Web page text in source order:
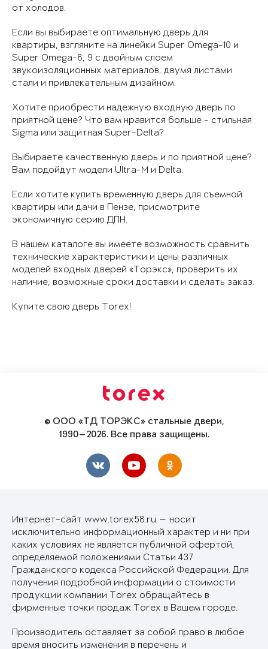
от холодов.
Если вы выбираете оптимальную дверь для
квартиры, взгляните на линейки Super Omega-10 и
Super Omega-8, 9 с двойным слоем
звукоизоляционных материалов, двумя листами
стали и привлекательным дизайном.
Хотите приобрести надежную входную дверь по
приятной цене? Что вам нравится больше - стильная
Sigma или защитная Super-Delta?
Выбираете качественную дверь и по приятной цене?
Вам подойдут модели Ultra-M и Delta.
Если хотите купить временную дверь для съемной
квартиры или дачи в Пензе, присмотрите
экономичную серию ДПН.
В нашем каталоге вы имеете возможность сравнить
технические характеристики и цены различных
моделей входных дверей «Торэкс», проверить их
наличие, возможные сроки доставки и сделать заказ.
Купите свою дверь Torex!
© ООО «ТД ТОРЭКС» стальные двери,
1990—2026. Все права защищены.
Интернет-сайт www.torex58.ru — носит
исключительно информационный характер и ни при
каких условиях не является публичной офертой,
определяемой положениями Статьи 437
Гражданского кодекса Российской Федерации. Для
получения подробной информации о стоимости
продукции компании Torex обращайтесь в
фирменные точки продаж Torex в Вашем городе.
Производитель оставляет за собой право в любое
время вносить изменения в перечень и